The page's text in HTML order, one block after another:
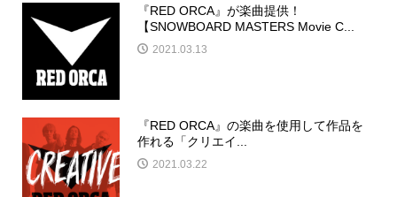
『RED ORCA』が楽曲提供！
【SNOWBOARD MASTERS Movie C...
2021.03.13
『RED ORCA』の楽曲を使用して作品を
作れる「クリエイ...
2021.03.22